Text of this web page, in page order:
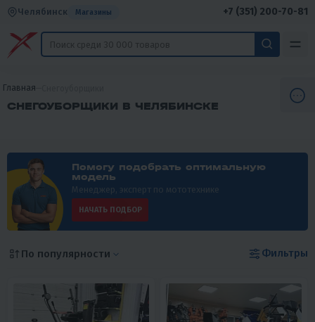
Челябинск Магазины +7 (351) 200-70-81
Главная
СНЕГОУБОРЩИКИ В ЧЕЛЯБИНСКЕ
Помогу подобрать оптимальную
модель
Менеджер, эксперт по мототехнике
НАЧАТЬ ПОДБОР
По популярности Фильтры